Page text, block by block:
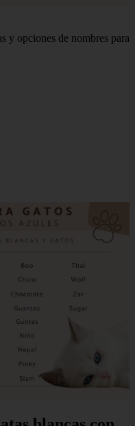
y opciones de nombres para